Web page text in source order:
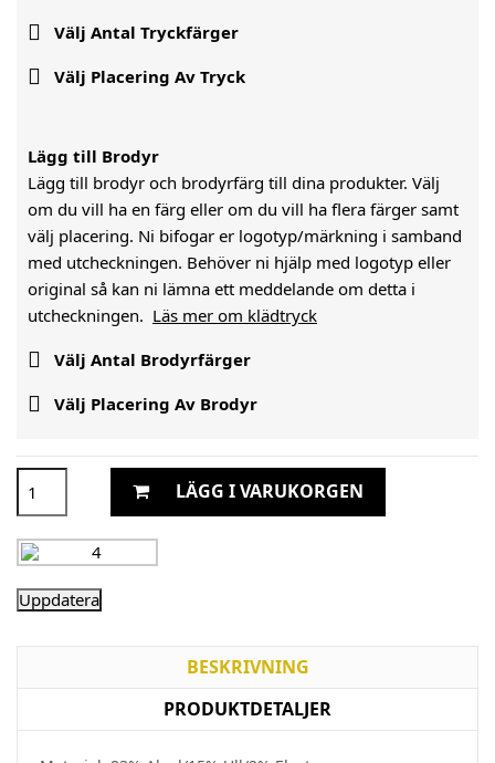
 Välj Antal Tryckfärger
 Välj Placering Av Tryck
Lägg till Brodyr
Lägg till brodyr och brodyrfärg till dina produkter. Välj
om du vill ha en färg eller om du vill ha flera färger samt
välj placering. Ni bifogar er logotyp/märkning i samband
med utcheckningen. Behöver ni hjälp med logotyp eller
original så kan ni lämna ett meddelande om detta i
utcheckningen. Läs mer om klädtryck
 Välj Antal Brodyrfärger
 Välj Placering Av Brodyr
LÄGG I VARUKORGEN
BESKRIVNING
PRODUKTDETALJER